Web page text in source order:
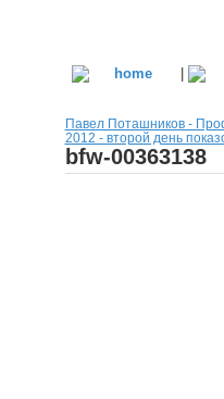
|
Павел Поташников -
2012 - второй день
bfw-00363138